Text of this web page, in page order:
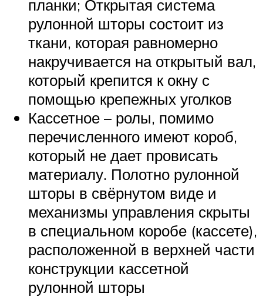
планки; Открытая система
рулонной шторы состоит из
ткани, которая равномерно
накручивается на открытый вал,
который крепится к окну с
помощью крепежных уголков
Кассетное – ролы, помимо
перечисленного имеют короб,
который не дает провисать
материалу. Полотно рулонной
шторы в свёрнутом виде и
механизмы управления скрыты
в специальном коробе (кассете),
расположенной в верхней части
конструкции кассетной
рулонной шторы